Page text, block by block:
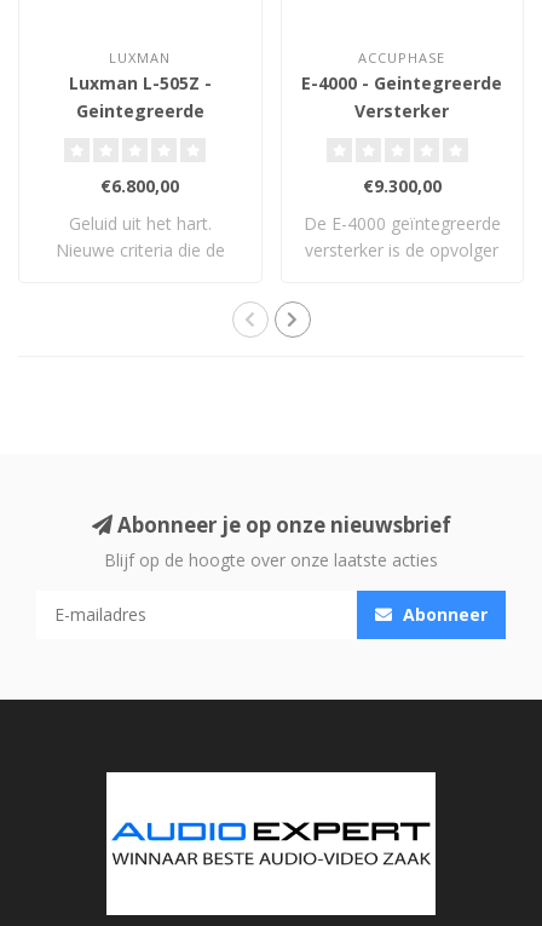
LUXMAN
Luxman L-505Z -
Geintegreerde
€6.800,00
Geluid uit het hart.
Nieuwe criteria die de
ACCUPHASE
E-4000 - Geintegreerde
Versterker
€9.300,00
De E-4000 geïntegreerde
versterker is de opvolger
Abonneer je op onze nieuwsbrief
Blijf op de hoogte over onze laatste acties
Abonneer